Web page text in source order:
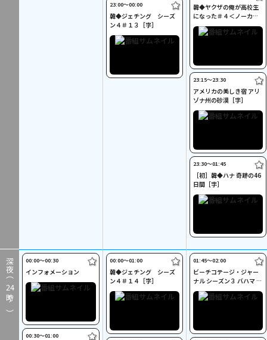
深夜（
24
時～）
23:00〜00:00
韓◆ジェチング シーズ
ン４＃１３［字］
韓◆ヤクザの俺が高校生
になった＃４＜ノーカッ
ト版＞［字］
23:15〜23:30
アメリカの美しき宿 アリ
ゾナ州の砂漠［字］
23:30〜01:45
［初］韓◆ハナ 奇跡の46
日間［字］
00:00〜00:30
インフォメーション
00:30〜01:00
00:00〜01:00
韓◆ジェチング シーズ
ン４＃１４［字］
01:45〜02:00
ビーチコテージ・ジャー
ナル シーズン３ バハマ エ
ルーセラ島［字］